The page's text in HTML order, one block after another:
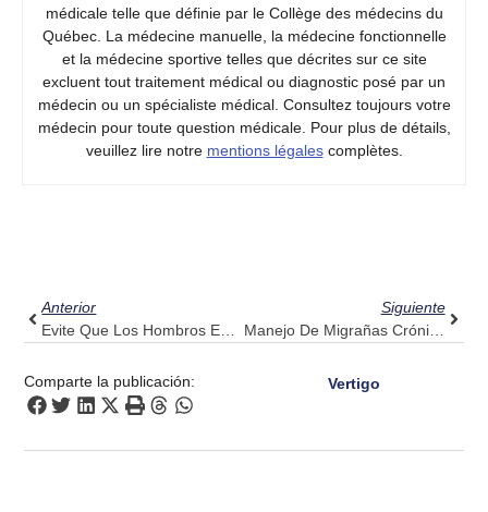
médicale telle que définie par le Collège des médecins du
Québec. La médecine manuelle, la médecine fonctionnelle
et la médecine sportive telles que décrites sur ce site
excluent tout traitement médical ou diagnostic posé par un
médecin ou un spécialiste médical. Consultez toujours votre
médecin pour toute question médicale. Pour plus de détails,
veuillez lire notre mentions légalescomplètes.
Anterior
Siguiente
Manejo De Migrañas Crónicas: Cómo Pulse Align Puede Integrarse En Su Proceso De Bienestar
Comparte la publicación: Vertigo